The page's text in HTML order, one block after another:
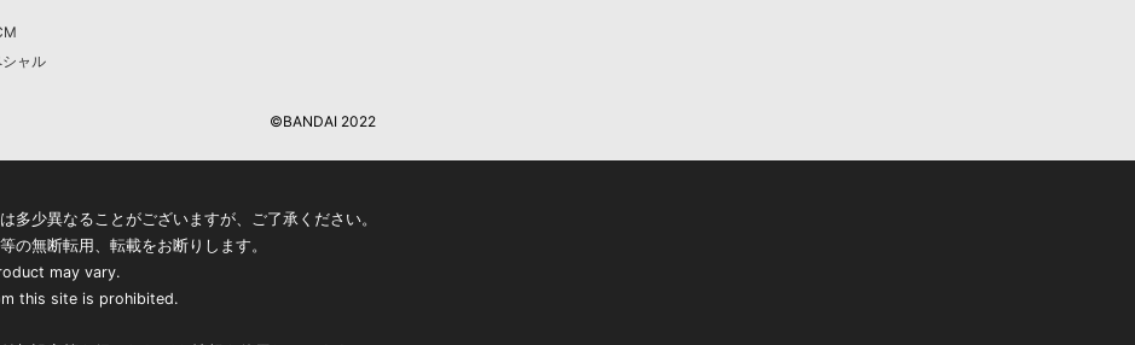
シャル
©BANDAI 2022
少異なることがございますが、ご了承ください。
の無断転用、転載をお断りします。
may vary.
this site is prohibited.